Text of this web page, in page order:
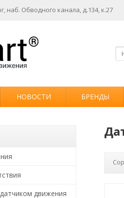
наб. Обводного канала, д.134, к.27
НОВОСТИ БРЕНДЫ
движения